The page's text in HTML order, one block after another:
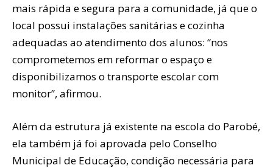
mais rápida e segura para a comunidade, já que o
local possui instalações sanitárias e cozinha
adequadas ao atendimento dos alunos: “nos
comprometemos em reformar o espaço e
disponibilizamos o transporte escolar com
monitor”, afirmou.
Além da estrutura já existente na escola do Parobé,
ela também já foi aprovada pelo Conselho
Municipal de Educação, condição necessária para